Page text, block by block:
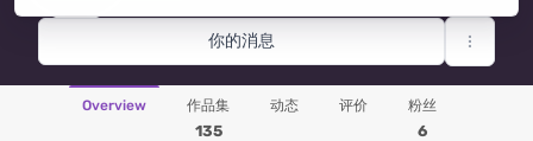
你的消息
Overview 作品集
135
动态 评价 粉丝
6